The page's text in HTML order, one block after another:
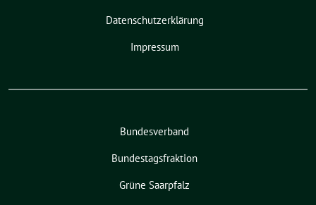
Datenschutzerklärung
Impressum
Bundesverband
Bundestagsfraktion
Grüne Saarpfalz